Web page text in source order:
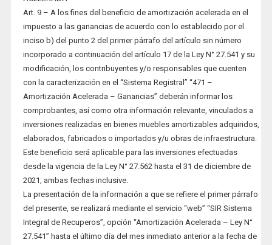
Art. 9 – A los fines del beneficio de amortización acelerada en el
impuesto a las ganancias de acuerdo con lo establecido por el
inciso b) del punto 2 del primer párrafo del artículo sin número
incorporado a continuación del artículo 17 de la Ley N° 27.541 y su
modificación, los contribuyentes y/o responsables que cuenten
con la caracterización en el “Sistema Registral” “471 –
Amortización Acelerada – Ganancias” deberán informar los
comprobantes, así como otra información relevante, vinculados a
inversiones realizadas en bienes muebles amortizables adquiridos,
elaborados, fabricados o importados y/u obras de infraestructura.
Este beneficio será aplicable para las inversiones efectuadas
desde la vigencia de la Ley N° 27.562 hasta el 31 de diciembre de
2021, ambas fechas inclusive.
La presentación de la información a que se refiere el primer párrafo
del presente, se realizará mediante el servicio “web” “SIR Sistema
Integral de Recuperos”, opción “Amortización Acelerada – Ley N°
27.541” hasta el último día del mes inmediato anterior a la fecha de